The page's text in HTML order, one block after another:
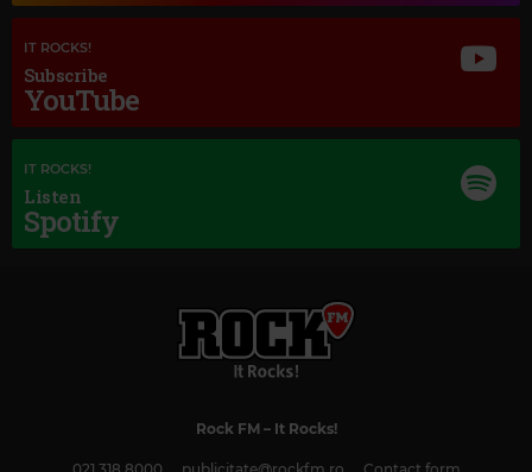
Magic Love
ALL I WANNA DO IS MAKE LOVE TO YOU
IT ROCKS!
Subscribe
YouTube
IT ROCKS!
Listen
Spotify
Rock FM– It Rocks!